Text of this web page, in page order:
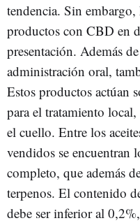
tendencia. Sin
productos con CBD en
presentación. Además
administración oral,
Estos productos actúan
para el tratamiento local,
el cuello. Entre los
vendidos se encuentran
completo, que además
terpenos. El contenido
debe ser inferior al